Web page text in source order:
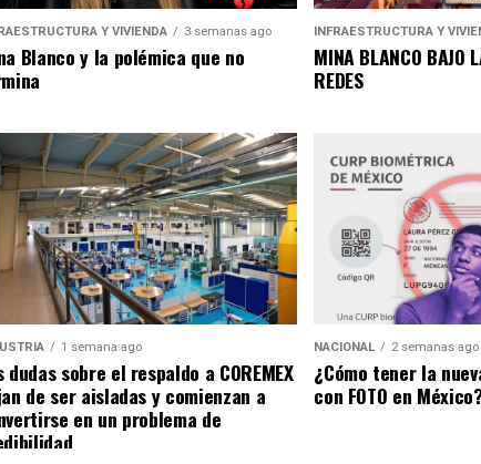
Y VIVIENDA 3 semanas ago
Blanco y la polémica que no
INFRAESTRUCTURA Y
MINA BLANCO BAJO
REDES
1 semana ago
dudas sobre el respaldo a COREMEX
de ser aisladas y comienzan a
en un problema de
NACIONAL 2 semanas ago
¿Cómo tener la
con FOTO en México?